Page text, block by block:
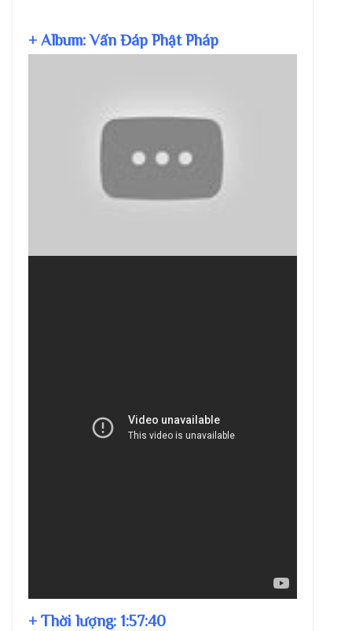
+ Album: Vấn Đáp Phật Pháp
+ Thời lượng: 1:57:40